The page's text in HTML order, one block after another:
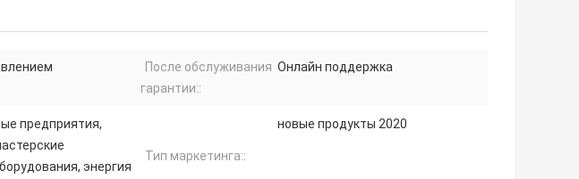
После обслуживания
гарантии::
Онлайн поддержка
предприятия,
энергия
Тип маркетинга::
новые продукты 2020